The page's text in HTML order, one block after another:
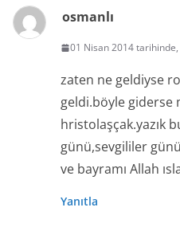
osmanlı
01 Nisan 2014
zaten ne geldiyse
geldi.böyle giderse
hristolaşçak.yazık
günü,sevgililer
ve bayramı Allah
Yanıtla